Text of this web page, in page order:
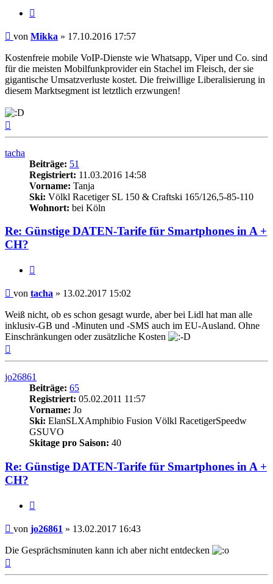
Beitrag
von Mikka » 17.10.2016 17:57
Kostenfreie mobile VoIP-Dienste wie Whatsapp, Viper und Co. sind
für die meisten Mobilfunkprovider ein Stachel im Fleisch, der sie
gigantische Umsatzverluste kostet. Die freiwillige Liberalisierung in
diesem Marktsegment ist letztlich erzwungen!
tacha
Beiträge: 51
Registriert: 11.03.2016 14:58
Vorname: Tanja
Ski: Völkl Racetiger SL 150 & Craftski 165/126,5-85-110
Wohnort: bei Köln
Re: Günstige DATEN-Tarife für Smartphones in A +
CH?
Beitrag
von tacha » 13.02.2017 15:02
Weiß nicht, ob es schon gesagt wurde, aber bei Lidl hat man alle
inklusiv-GB und -Minuten und -SMS auch im EU-Ausland. Ohne
Einschränkungen oder zusätzliche Kosten
jo26861
Beiträge: 65
Registriert: 05.02.2011 11:57
Vorname: Jo
Ski: ElanSLXAmphibio Fusion Völkl RacetigerSpeedw
GSUVO
Skitage pro Saison: 40
Re: Günstige DATEN-Tarife für Smartphones in A +
CH?
Beitrag
von jo26861 » 13.02.2017 16:43
Die Gesprächsminuten kann ich aber nicht entdecken